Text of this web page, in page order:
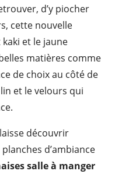
d’y piocher
cette nouvelle
et le jaune
matières comme
de choix au côté de
et le velours qui
découvrir
d’ambiance
salle à manger